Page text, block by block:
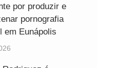
por produzir e
pornografia
em Eunápolis